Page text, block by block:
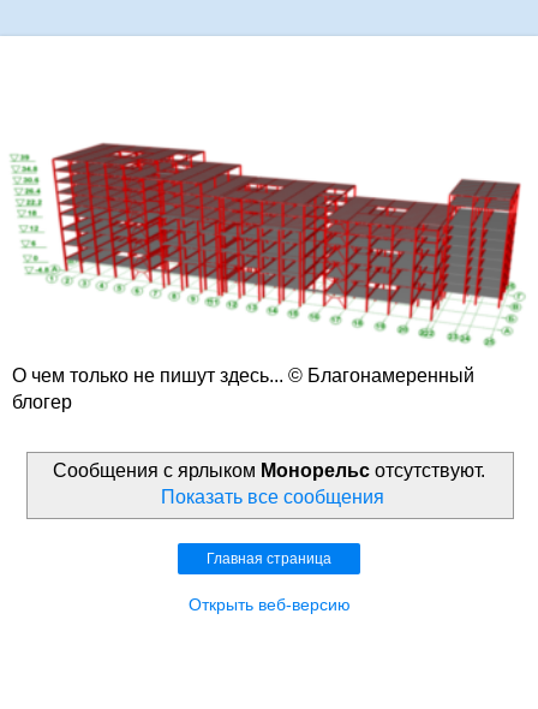
О чем только не пишут здесь... © Благонамеренный
блогер
Сообщения с ярлыком Монорельс отсутствуют.
Показать все сообщения
Главная страница
Открыть веб-версию